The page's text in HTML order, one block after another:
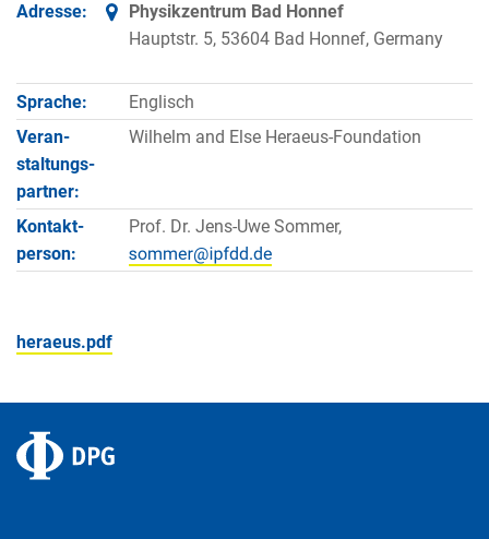
Adresse:
Physikzentrum Bad Honnef
Hauptstr. 5, 53604 Bad Honnef, Germany
Sprache:
Englisch
Veran­
staltungs­
partner:
Wilhelm and Else Heraeus-Foundation
Kontakt­
person:
Prof. Dr. Jens-Uwe Sommer,
heraeus.pdf